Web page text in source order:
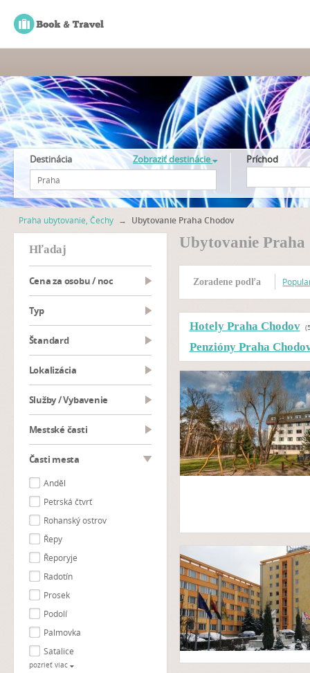
Destinácia Zobraziť destinácie Príchod
Praha ubytovanie, Čechy → Ubytovanie Praha Chodov
hľadaj
Cena za osobu / noc
typ
Štandard
Lokalizácia
Služby / Vybavenie
Mestské časti
Časti mesta
Anděl
Petrská čtvrť
Rohanský ostrov
Řepy
Řeporyje
Radotín
Prosek
Podolí
Palmovka
Satalice
pozrieť viac
Ubytovanie Praha
Zoradene podľa
Hotely Praha Chodov
Penzióny Praha